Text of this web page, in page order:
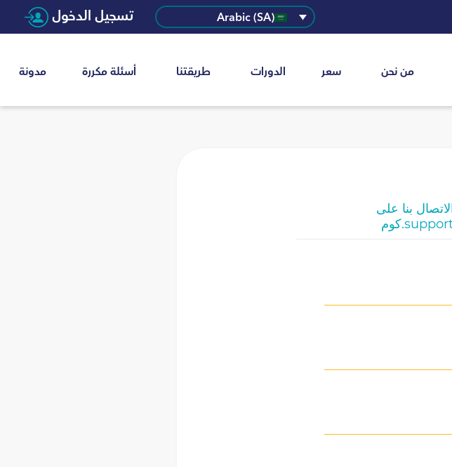
Arabic (SA) تسجيل الدخول
من نحن سعر الدورات طريقتنا أسئلة مكررة مدونة